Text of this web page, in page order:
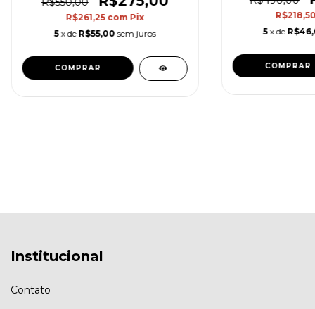
R$261,25 com Pix
5 x de R$55,00 sem juros
5 x de
Institucional
Contato